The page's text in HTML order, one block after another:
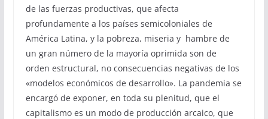
de las fuerzas productivas, que afecta
profundamente a los países semicoloniales de
América Latina, y la pobreza, miseria y hambre de
un gran número de la mayoría oprimida son de
orden estructural, no consecuencias negativas de los
«modelos económicos de desarrollo». La pandemia se
encargó de exponer, en toda su plenitud, que el
capitalismo es un modo de producción arcaico, que